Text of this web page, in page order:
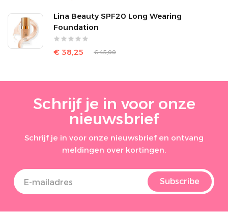
Lina Beauty SPF20 Long Wearing
Foundation
€ 38,25 € 45,00
Schrijf je in voor onze
nieuwsbrief
Schrijf je in voor onze nieuwsbrief en ontvang
meldingen over kortingen.
Subscribe